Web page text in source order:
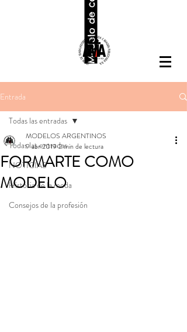
Entrada
Todas las entradas
NOTICIAS
Historia de la moda
Consejos de la profesión
Todas las entradas
FORMARTE COMO
MODELO
MODELOS ARGENTINOS
9 abr 2019 2 min de lectura